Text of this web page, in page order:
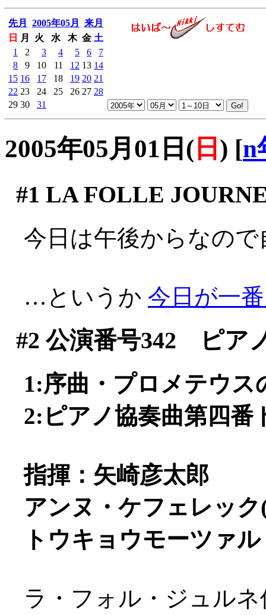
先月 2005年05月
来月
日
月 火 水 木 金 土
1
2 3 4 5 6
7
8
9 10 11 12 13 14
15 16 17 18 19 20 21
22 23 24 25 26 27 28
29 30 31
2005年05月01日( 日 ) [n
#1 LA FOLLE
今日は午後からなの
…というか 今日が一
#2 公演番号342 ピア
1:序曲・プロメテウス
2:ピアノ協奏曲第四番
指揮：矢崎彦太郎
アンヌ・ケフェレック
トウキョウモーツァ
ラ・フォル・ジュル